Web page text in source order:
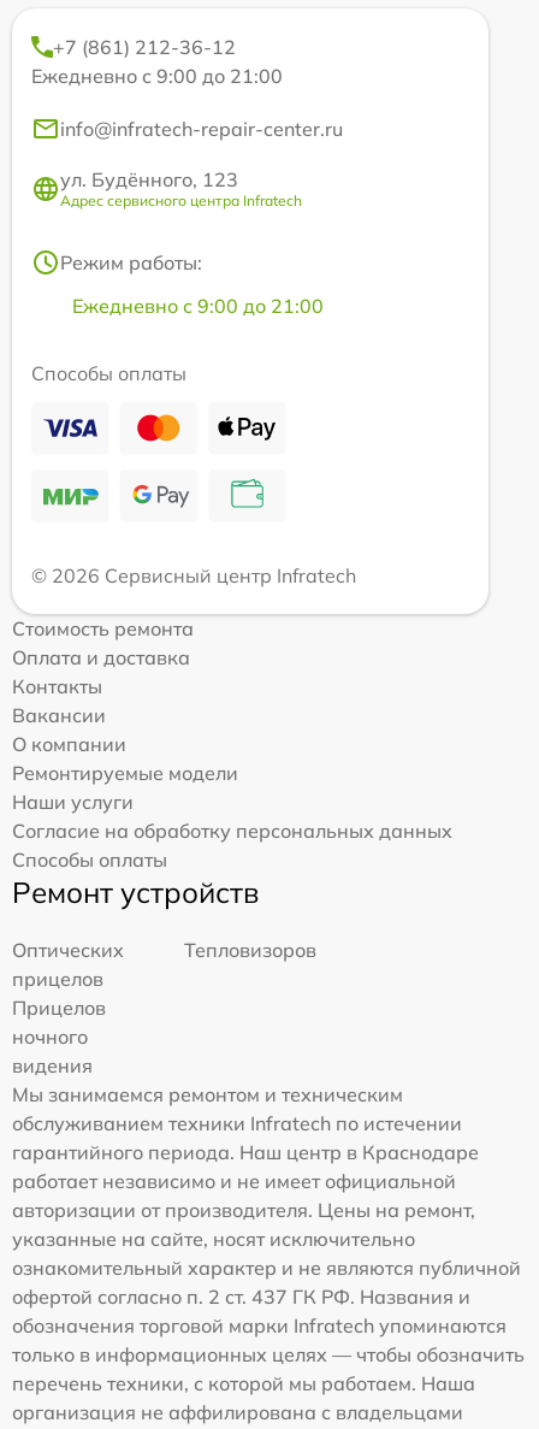
+7 (861) 212-36-12
Ежедневно с 9:00 до 21:00
info@infratech-repair-center.ru
ул. Будённого, 123
Адрес сервисного центра Infratech
Режим работы:
Ежедневно с 9:00 до 21:00
Способы оплаты
© 2026 Сервисный центр Infratech
Стоимость ремонта
Оплата и доставка
Контакты
Вакансии
О компании
Ремонтируемые модели
Наши услуги
Согласие на обработку персональных данных
Способы оплаты
Ремонт устройств
Оптических
прицелов
Тепловизоров
Прицелов
ночного
видения
Мы занимаемся ремонтом и техническим
обслуживанием техники Infratech по истечении
гарантийного периода. Наш центр в Краснодаре
работает независимо и не имеет официальной
авторизации от производителя. Цены на ремонт,
указанные на сайте, носят исключительно
ознакомительный характер и не являются публичной
офертой согласно п. 2 ст. 437 ГК РФ. Названия и
обозначения торговой марки Infratech упоминаются
только в информационных целях — чтобы обозначить
перечень техники, с которой мы работаем. Наша
организация не аффилирована с владельцами